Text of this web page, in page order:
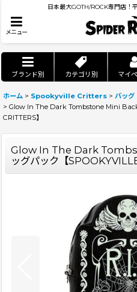
日本最大GOTH/ROCK専門店！
メニュー
ブランド別 カテゴリ別 マイ
ホーム > Spookyville Critters > バッグ
> Glow In The Dark Tombstone Mini
CRITTERS】
Glow In The Dark
ッグパック【